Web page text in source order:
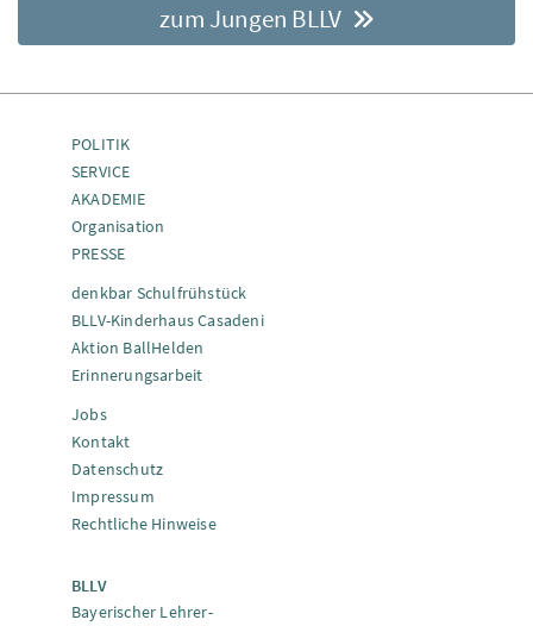
zum Jungen BLLV
POLITIK
SERVICE
AKADEMIE
Organisation
PRESSE
denkbar Schulfrühstück
BLLV-Kinderhaus Casadeni
Aktion BallHelden
Erinnerungsarbeit
Jobs
Kontakt
Datenschutz
Impressum
Rechtliche Hinweise
BLLV
Bayerischer Lehrer-